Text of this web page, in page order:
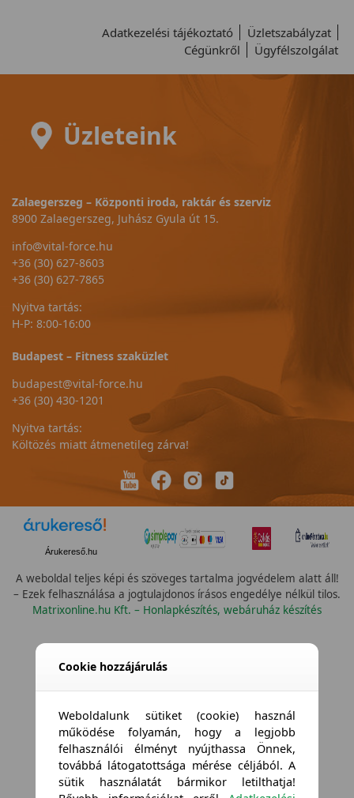
Adatkezelési tájékoztató
Üzletszabályzat
Cégünkről
Ügyfélszolgálat
Üzleteink
Zalaegerszeg – Központi iroda, raktár és szerviz
8900 Zalaegerszeg, Juhász Gyula út 15.
info@vital-force.hu
+36 (30) 627-8603
+36 (30) 627-7865
Nyitva tartás:
H-P: 8:00-16:00
Budapest – Fitness szaküzlet
budapest@vital-force.hu
+36 (30) 430-1201
Nyitva tartás:
Költözés miatt átmenetileg zárva!
Árukereső.hu
A weboldal teljes képi és szöveges tartalma jogvédelem alatt áll!
– Ezek felhasználása a jogtulajdonos írásos engedélye nélkül tilos.
Matrixonline.hu Kft. – Honlapkészítés, webáruház készítés
Cookie hozzájárulás
Weboldalunk sütiket (cookie) használ
működése folyamán, hogy a legjobb
felhasználói élményt nyújthassa Önnek,
továbbá látogatottsága mérése céljából. A
sütik használatát bármikor letilthatja!
Összes vízállóság